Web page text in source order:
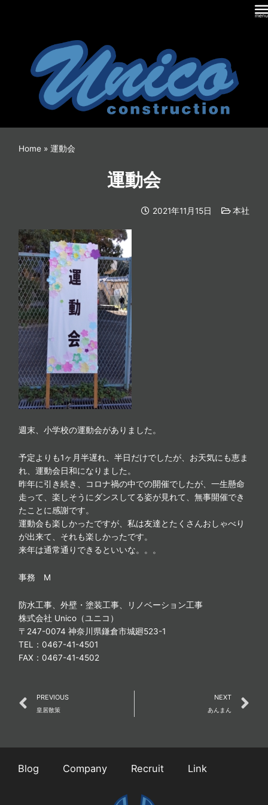
Home »運動会
運動会
2021年11月15日 本社
週末、小学校の運動会がありました。
予定よりも1ヶ月半遅れ、半日だけでしたが、お天気にも恵ま
れ、運動会日和になりました。
昨年に引き続き、コロナ禍の中での開催でしたが、一生懸命
走って、楽しそうにダンスしてる姿が見れて、無事開催でき
たことに感謝です。
運動会も楽しかったですが、私は友達とたくさんおしゃべり
が出来て、それも楽しかったです。
来年は通常通りできるといいな。。。
事務 M
防水工事、外壁・塗装工事、リノベーション工事
株式会社 Unico（ユニコ）
〒247-0074 神奈川県鎌倉市城廻523-1
TEL：0467-41-4501
FAX：0467-41-4502
Prev
PREVIOUS
皇居散策
NEXT
あんまん
Blog Company Recruit Link